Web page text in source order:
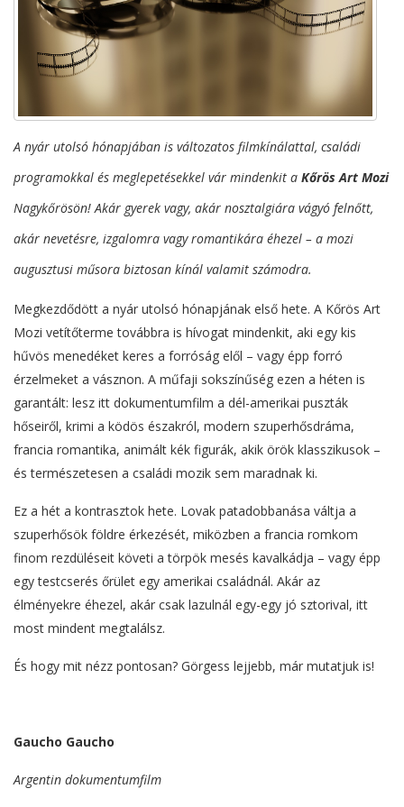
A nyár utolsó hónapjában is változatos filmkínálattal, családi
programokkal és meglepetésekkel vár mindenkit a Kőrös Art Mozi
Nagykőrösön! Akár gyerek vagy, akár nosztalgiára vágyó felnőtt,
akár nevetésre, izgalomra vagy romantikára éhezel – a mozi
augusztusi műsora biztosan kínál valamit számodra.
Megkezdődött a nyár utolsó hónapjának első hete. A Kőrös Art
Mozi vetítőterme továbbra is hívogat mindenkit, aki egy kis
hűvös menedéket keres a forróság elől – vagy épp forró
érzelmeket a vásznon. A műfaji sokszínűség ezen a héten is
garantált: lesz itt dokumentumfilm a dél-amerikai puszták
hőseiről, krimi a ködös északról, modern szuperhősdráma,
francia romantika, animált kék figurák, akik örök klasszikusok –
és természetesen a családi mozik sem maradnak ki.
Ez a hét a kontrasztok hete. Lovak patadobbanása váltja a
szuperhősök földre érkezését, miközben a francia romkom
finom rezdüléseit követi a törpök mesés kavalkádja – vagy épp
egy testcserés őrület egy amerikai családnál. Akár az
élményekre éhezel, akár csak lazulnál egy-egy jó sztorival, itt
most mindent megtalálsz.
És hogy mit nézz pontosan? Görgess lejjebb, már mutatjuk is!
Gaucho Gaucho
Argentin dokumentumfilm